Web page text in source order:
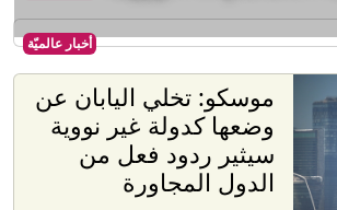
أخبار عالميّة
موسكو: تخلي اليابان عن
وضعها كدولة غير نووية
سيثير ردود فعل من
الدول المجاورة